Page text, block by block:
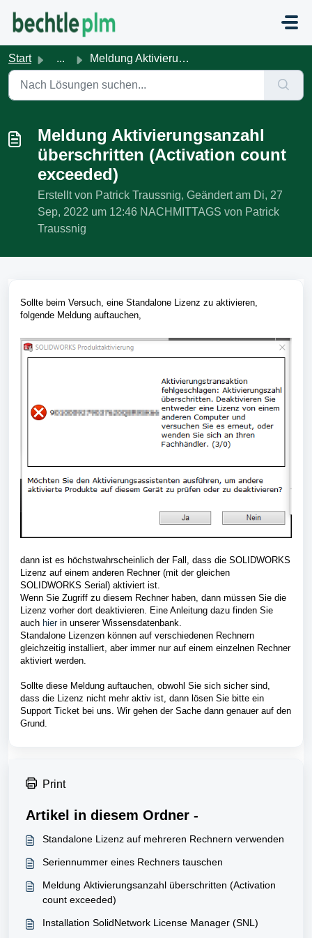
Start ... Meldung Aktivierungsanzahl überschritten (Activation coun...
Meldung Aktivierungsanzahl
überschritten (Activation count
exceeded)
Erstellt von Patrick Traussnig, Geändert am Di, 27
Sep, 2022 um 12:46 NACHMITTAGS von Patrick
Traussnig
Sollte beim Versuch, eine Standalone Lizenz zu aktivieren,
folgende Meldung auftauchen,
dann ist es höchstwahrscheinlich der Fall, dass die SOLIDWORKS
Lizenz auf einem anderen Rechner (mit der gleichen
SOLIDWORKS Serial) aktiviert ist.
Wenn Sie Zugriff zu diesem Rechner haben, dann müssen Sie die
Lizenz vorher dort deaktivieren. Eine Anleitung dazu finden Sie
auch hierin unserer Wissensdatenbank.
Standalone Lizenzen können auf verschiedenen Rechnern
gleichzeitig installiert, aber immer nur auf einem einzelnen Rechner
aktiviert werden.
Sollte diese Meldung auftauchen, obwohl Sie sich sicher sind,
dass die Lizenz nicht mehr aktiv ist, dann lösen Sie bitte ein
Support Ticket bei uns. Wir gehen der Sache dann genauer auf den
Grund.
Print
Artikel in diesem Ordner -
Standalone Lizenz auf mehreren Rechnern verwenden
Seriennummer eines Rechners tauschen
Meldung Aktivierungsanzahl überschritten (Activation
count exceeded)
Installation SolidNetwork License Manager (SNL)